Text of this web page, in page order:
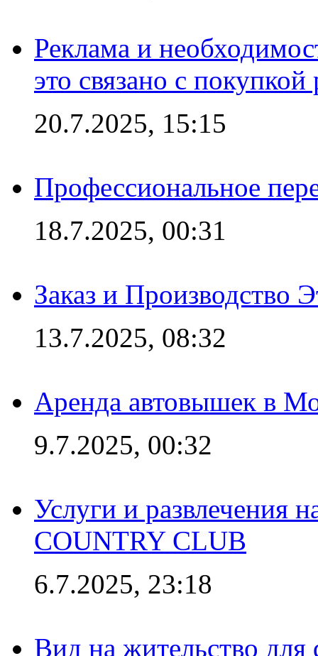
Реклама и
это связано с покупкой
20.7.2025, 15:15
Профессиональное
18.7.2025, 00:31
Заказ и Производство
13.7.2025, 08:32
Аренда автовышек в
9.7.2025, 00:32
Услуги и развлечения
COUNTRY CLUB
6.7.2025, 23:18
Вид на жительство